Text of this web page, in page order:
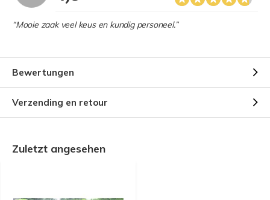
“Mooie zaak veel keus en kundig personeel.”
Bewertungen
Verzending en retour
Zuletzt angesehen